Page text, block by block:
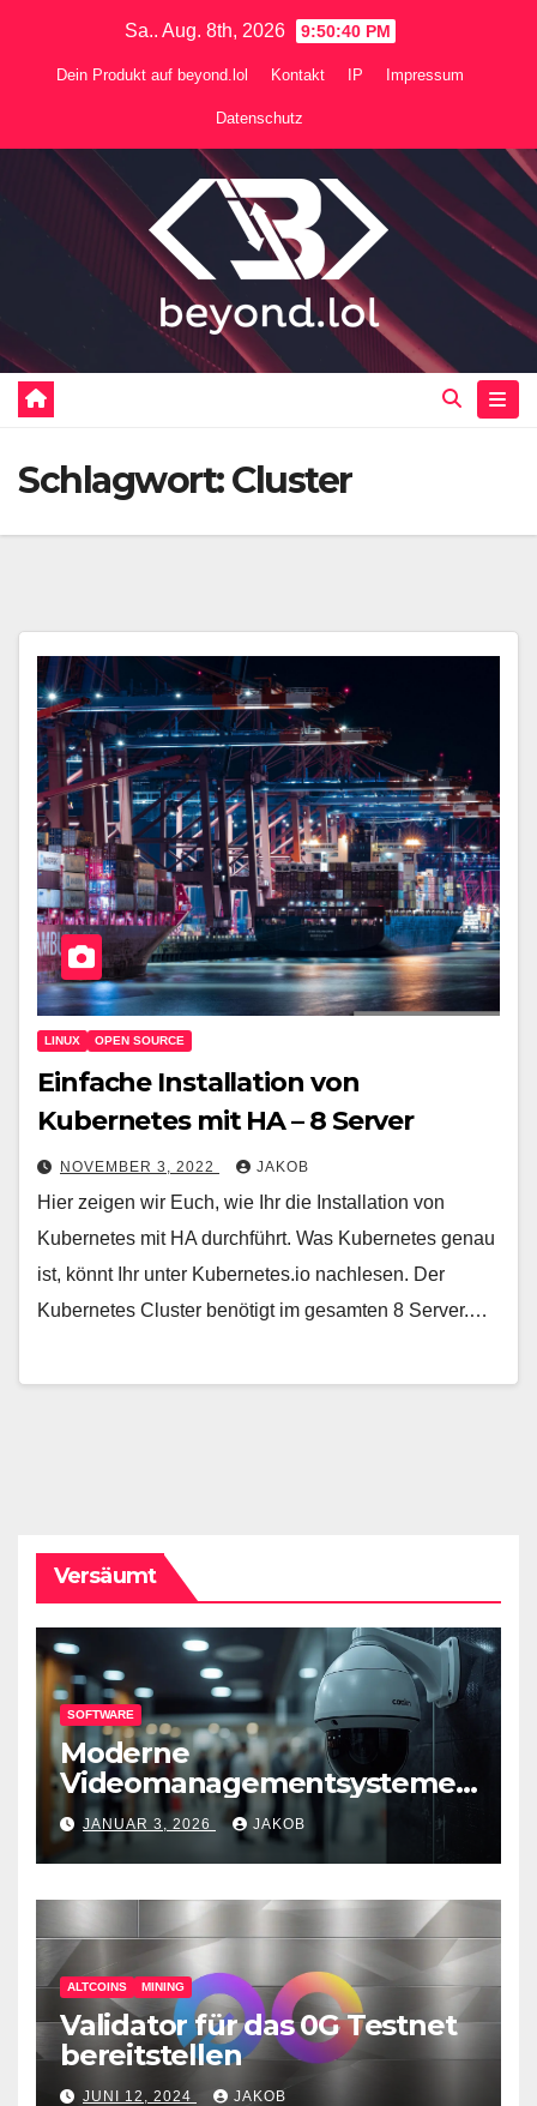
Sa.. Aug. 8th, 2026 9:50:41 PM
Dein Produkt auf beyond.lol Kontakt IP Impressum
Datenschutz
Schlagwort:Cluster
LINUX OPEN SOURCE
Einfache Installation von
Kubernetes mit HA – 8 Server
NOVEMBER 3, 2022 JAKOB
Hier zeigen wir Euch, wie Ihr die Installation von
Kubernetes mit HA durchführt. Was Kubernetes genau
ist, könnt Ihr unter Kubernetes.io nachlesen. Der
Kubernetes Cluster benötigt im gesamten 8 Server.…
Versäumt
SOFTWARE
Moderne
Videomanagementsysteme
(VMS) – mehr als nur
Überwachungswerkzeuge
JANUAR 3, 2026 JAKOB
ALTCOINS MINING
Validator für das 0G Testnet
bereitstellen
JUNI 12, 2024 JAKOB